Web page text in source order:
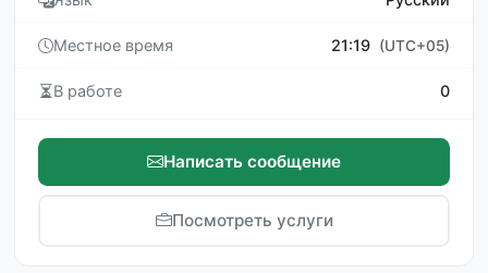
Местное время 21:19 (UTC+05)
В работе 0
Написать сообщение
Посмотреть услуги